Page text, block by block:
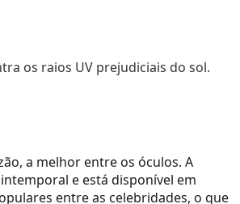
os raios UV prejudiciais do sol.
a melhor entre os óculos. A
e está disponível em
entre as celebridades, o que